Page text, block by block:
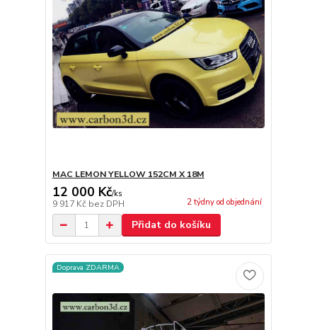
MAC LEMON YELLOW 152CM X 18M
12 000 Kč/ks
9 917 Kč bez DPH 2 týdny od objednání
Přidat do košíku
Doprava ZDARMA